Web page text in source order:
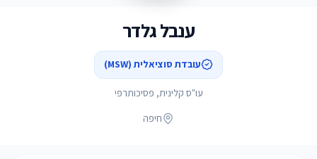
ענבל גלדר
עובדת סוציאלית (MSW)
עו"ס קלינית, פסיכותרפי
חיפה